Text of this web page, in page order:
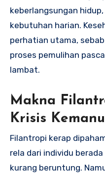
keberlangsungan
kebutuhan harian.
perhatian utama,
proses pemulihan
lambat.
Makna
Krisis
Filantropi kerap
rela dari individu
kurang beruntung.